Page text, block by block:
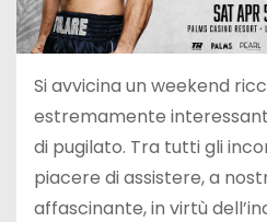
Si avvicina un weekend
estremamente
di pugilato. Tra tutti gli
piacere di assistere, a
affascinante, in virtù